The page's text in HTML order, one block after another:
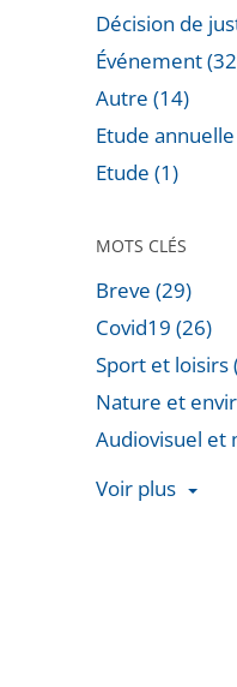
Décision de
Événement
Autre (14)
Etude
Etude (1)
MOTS CLÉS
Breve (29)
Covid19 (26)
Sport et loisirs
Nature et
Audiovisuel et
Voir plus